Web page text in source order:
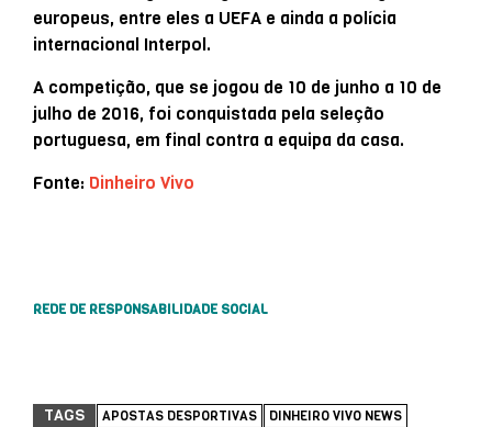
europeus, entre eles a UEFA e ainda a polícia
internacional Interpol.
A competição, que se jogou de 10 de junho a 10 de
julho de 2016, foi conquistada pela seleção
portuguesa, em final contra a equipa da casa.
Fonte: Dinheiro Vivo
REDE DE RESPONSABILIDADE SOCIAL
TAGS APOSTAS DESPORTIVAS
DINHEIRO VIVO NEWS